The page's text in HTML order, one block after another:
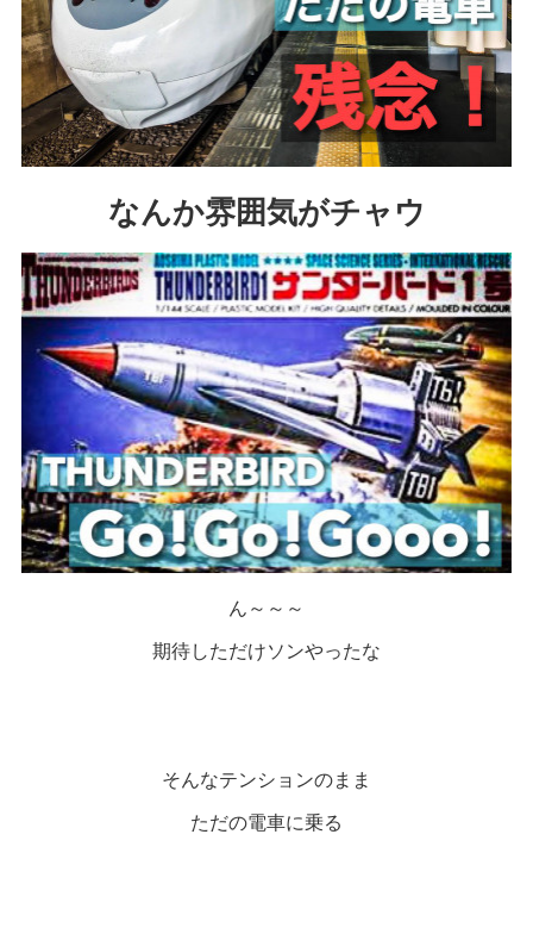
なんか雰囲気がチャウ
ん～～～
期待しただけソンやったな
そんなテンションのまま
ただの電車に乗る